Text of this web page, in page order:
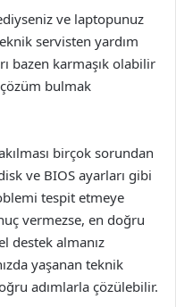
ve laptopunuz
servisten yardım
bazen karmaşık olabilir
bulmak
birçok sorundan
ve BIOS ayarları gibi
tespit etmeye
vermezse, en doğru
destek almanız
yaşanan teknik
adımlarla çözülebilir.